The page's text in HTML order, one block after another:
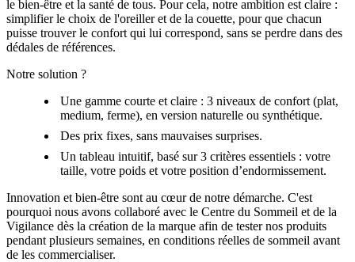
le bien-être et la santé de tous. Pour cela, notre ambition est claire :
simplifier le choix de l'oreiller et de la couette, pour que chacun
puisse trouver le confort qui lui correspond, sans se perdre dans des
dédales de références.
Notre solution ?
Une gamme courte et claire : 3 niveaux de confort (plat,
medium, ferme), en version naturelle ou synthétique.
Des prix fixes, sans mauvaises surprises.
Un tableau intuitif, basé sur 3 critères essentiels : votre
taille, votre poids et votre position d’endormissement.
Innovation et bien-être sont au cœur de notre démarche. C'est
pourquoi nous avons collaboré avec le Centre du Sommeil et de la
Vigilance dès la création de la marque afin de tester nos produits
pendant plusieurs semaines, en conditions réelles de sommeil avant
de les commercialiser.